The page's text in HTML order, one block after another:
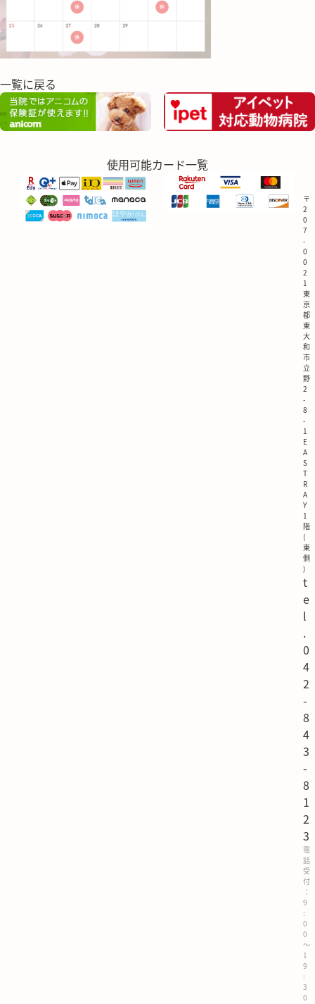
一覧に戻る
使用可能カード一覧
〒
2
0
7
-
0
0
2
1
東
京
都
東
大
和
市
立
野
2
-
8
-
1
E
A
S
T
R
A
Y
1
階
(
東
側
)
t
e
l
.
0
4
2
-
8
4
3
-
8
1
2
3
電
話
受
付
：
9
:
0
0
～
1
9
:
3
0